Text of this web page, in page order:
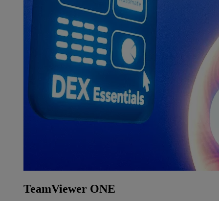
TeamViewer ONE